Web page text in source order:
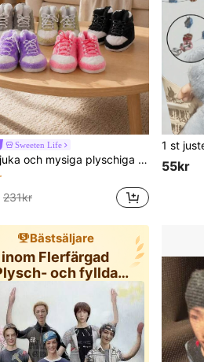
Sweeten Life
mysiga plyschiga kaninpäls-tofflor, lämpliga för hemmet, Halloween, jul, Thanksgiving och födelsedagspresenter
231kr
55kr
Bästsäljare
inom Flerfärgad
och fyllda
djurkollektione